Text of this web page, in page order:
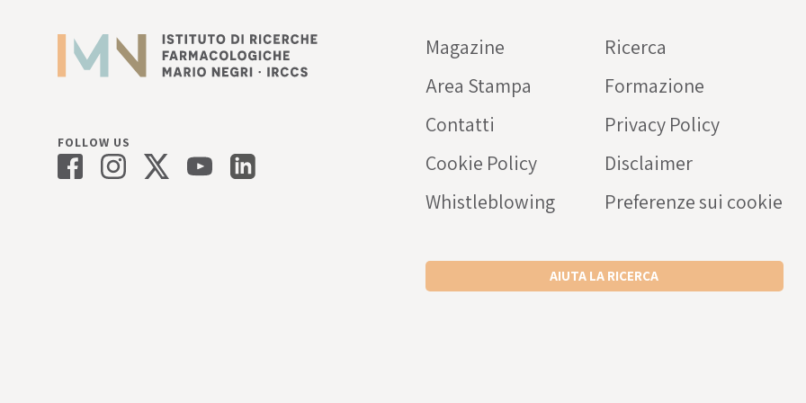
FOLLOW US
Magazine
Ricerca
Area Stampa
Formazione
Contatti
Privacy Policy
Cookie Policy
Disclaimer
Whistleblowing
Preferenze sui cookie
AIUTA LA RICERCA
Intercheck web:
rivolta a medici e operatori
prescrizione dei farmaci
nell’anziano.
SCARICA L’APP IPHONE